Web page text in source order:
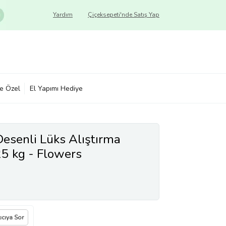
Çiçeksepeti'nde Satış Yap
Yardım
Özel El Yapımı Hediye
Lüks Alıştırma
kg - Flowers
Sor